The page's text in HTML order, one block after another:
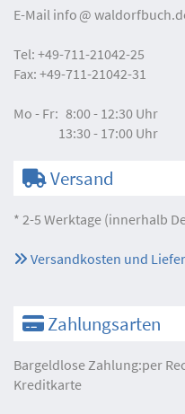
E-Mail info
Tel: +49-711-21042-25
Fax: +49-711-21042-31
Mo - Fr: 8:00 - 12:30 Uhr
13:30 - 17:00 Uhr
Versand
* 2-5 Werktage (innerhalb
Versandkosten und
Zahlungsarten
Bargeldlose Zahlung:per
Kreditkarte